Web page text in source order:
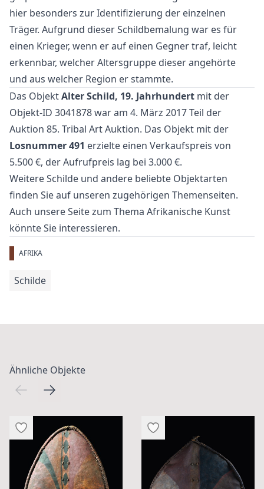
hier besonders zur Identifizierung der einzelnen
Träger. Aufgrund dieser Schildbemalung war es für
einen Krieger, wenn er auf einen Gegner traf, leicht
erkennbar, welcher Altersgruppe dieser angehörte
und aus welcher Region er stammte.
Das ObjektAlter Schild, 19. Jahrhundert mit der
Objekt-ID 3041878 war am 4. März 2017 Teil der
Auktion 85. Tribal Art Auktion. Das Objekt mit der
Losnummer 491 erzielte einen Verkaufspreis von
5.500 €, der Aufrufpreis lag bei 3.000 €.
WeitereSchilde und andere beliebte Objektarten
finden Sie auf unseren zugehörigen Themenseiten.
Auch unsere Seite zum Thema Afrikanische Kunst
könnte Sie interessieren.
AFRIKA
Schilde
Ähnliche Objekte